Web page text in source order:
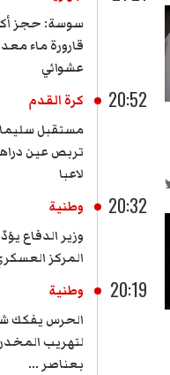
قارورة ماء
عشوائي
20:52
كرة القدم
مستقبل
لاعبا
20:32
وطنية
وزير الدفاع
المركز
20:19
وطنية
الحرس يفكك
لتهريب
بعناصر ...